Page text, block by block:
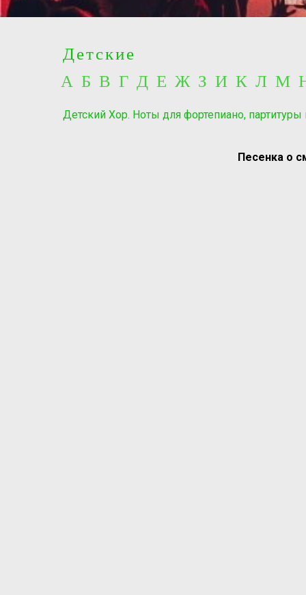
А Б В Г Д Е Ж З И К Л М
Детские
Детский Хор. Ноты для фортепиано, партитуры
Песенка о